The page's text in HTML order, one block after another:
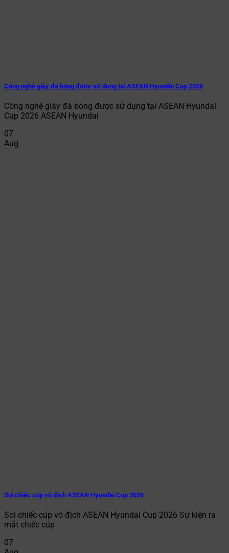
Công nghệ giày đá bóng được sử dụng tại ASEAN Hyundai Cup 2026
Công nghệ giày đá bóng được sử dụng tại ASEAN Hyundai
Cup 2026 ASEAN Hyundai
07
Aug
Soi chiếc cúp vô địch ASEAN Hyundai Cup 2026
Soi chiếc cúp vô địch ASEAN Hyundai Cup 2026 Sự kiện ra
mắt chiếc cúp
07